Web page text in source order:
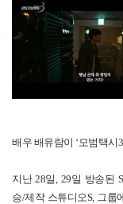
배우 배유람이 ‘모범택시
지난 28일, 29일 방송된
승/제작 스튜디오S, 그룹